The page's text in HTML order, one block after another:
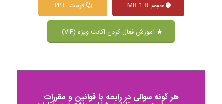
حجم: 1.8 MB فرمت: PPT
آموزش فعال کردن اکانت ویژه (VIP)
هر گونه سوالی در رابطه با قوانین و مقررات